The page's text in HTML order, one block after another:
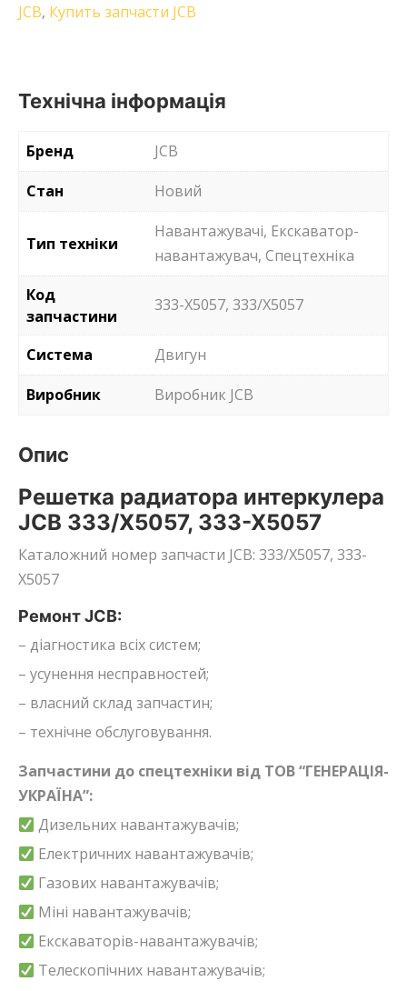
JCB, Купить запчасти JCB
Технічна інформація
Бренд
JCB
Стан
Новий
Тип техніки
Навантажувачі, Екскаватор-
навантажувач, Спецтехніка
Код
запчастини
333-X5057, 333/X5057
Система
Двигун
Виробник
Виробник JCB
Опис
Решетка радиатора интеркулера
JCB 333/X5057, 333-X5057
Каталожний номер запчасти JCB: 333/X5057, 333-
X5057
Ремонт JCB:
– діагностика всіх систем;
– усунення несправностей;
– власний склад запчастин;
– технічне обслуговування.
Запчастини до спецтехніки від ТОВ “ГЕНЕРАЦІЯ-
УКРАЇНА”:
Дизельних навантажувачів;
Електричних навантажувачів;
Газових навантажувачів;
Міні навантажувачів;
Екскаваторів-навантажувачів;
Телескопічних навантажувачів;